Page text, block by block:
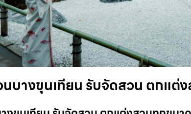
บางขุนเทียน รับจัดสวน ตกแต่